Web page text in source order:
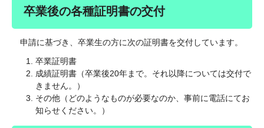
卒業後の各種証明書の交付
申請に基づき、卒業生の方に次の証明書を交付しています。
卒業証明書
成績証明書（卒業後20年まで。それ以降については交付で
きません。）
その他（どのようなものが必要なのか、事前に電話にてお
知らせください。）